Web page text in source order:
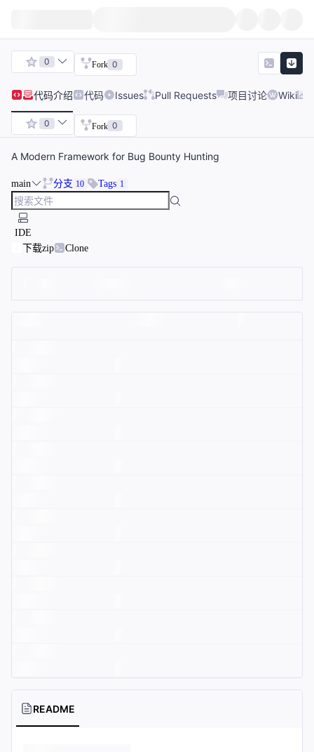
0 Fork 0
代码介绍 代码 Issues Pull Requests 项目讨论 Wiki
0 Fork 0
A Modern Framework for Bug Bounty Hunting
main 分支 10 Tags 1
IDE
下载zip
Clone
README